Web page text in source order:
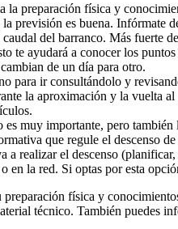
la preparación física y
la previsión es buena. Infórmate
del barranco. Más fuerte
te ayudará a conocer los
de un día para otro.
para ir consultándolo y
la aproximación y la vuelta
muy importante, pero
que regule el descenso
a realizar el descenso
en la red. Si optas por esta
física y
técnico. También puedes